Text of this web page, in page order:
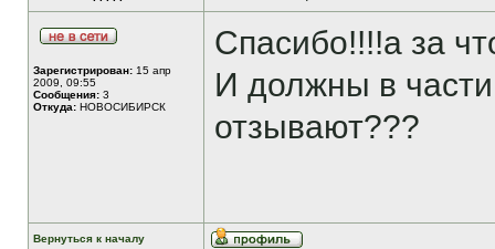
Зарегистрирован: 15 апр
2009, 09:55
Сообщения: 3
Откуда: НОВОСИБИРСК
Спасибо!!!!а за
И должны в
отзывают???
Вернуться к началу